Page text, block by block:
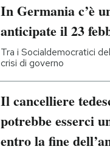
In Germania c’è
anticipate il 23
Tra i Socialdemocratici
crisi di governo
Il cancelliere
potrebbe esserci
entro la fine